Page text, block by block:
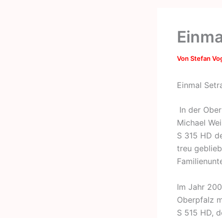
Von Stefan
Einmal
In der
Michael
S 315 HD
treu
Im Jahr
Oberpfalz
S 515 HD,